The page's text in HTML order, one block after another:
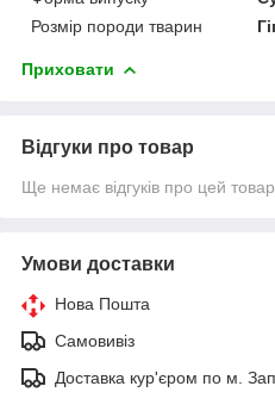
Розмір породи тварин
Приховати
Відгуки про товар
Ще немає відгуків про цей товар
Умови доставки
Нова Пошта
Самовивіз
Доставка кур'єром по м.